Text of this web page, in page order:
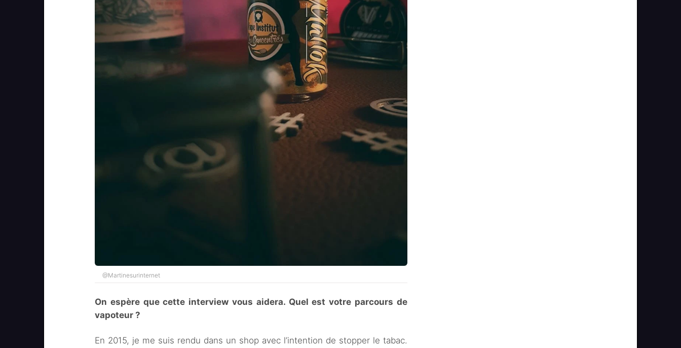
@Martinesurinternet
On espère que cette interview vous aidera. Quel est votre parcours de
vapoteur ?
En 2015, je me suis rendu dans un shop avec l’intention de stopper le tabac.